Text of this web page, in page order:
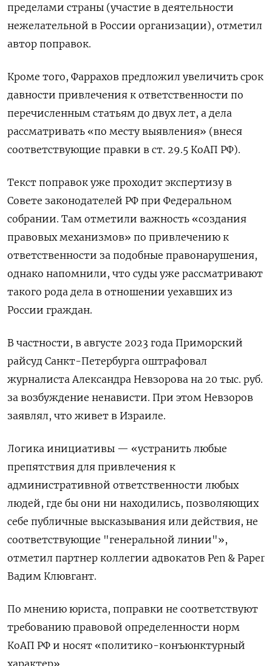
пределами страны (участие в деятельности
нежелательной в России организации), отметил
автор поправок.
Кроме того, Фаррахов предложил увеличить срок
давности привлечения к ответственности по
перечисленным статьям до двух лет, а дела
рассматривать «по месту выявления» (внеся
соответствующие правки в ст. 29.5 КоАП РФ).
Текст поправок уже проходит экспертизу в
Совете законодателей РФ при Федеральном
собрании. Там отметили важность «создания
правовых механизмов» по привлечению к
ответственности за подобные правонарушения,
однако напомнили, что суды уже рассматривают
такого рода дела в отношении уехавших из
России граждан.
В частности, в августе 2023 года Приморский
райсуд Санкт-Петербурга оштрафовал
журналиста Александра Невзорова на 20 тыс. руб.
за возбуждение ненависти. При этом Невзоров
заявлял, что живет в Израиле.
Логика инициативы — «устранить любые
препятствия для привлечения к
административной ответственности любых
людей, где бы они ни находились, позволяющих
себе публичные высказывания или действия, не
соответствующие "генеральной линии"»,
отметил партнер коллегии адвокатов Pen & Paper
Вадим Клювгант.
По мнению юриста, поправки не соответствуют
требованию правовой определенности норм
КоАП РФ и носят «политико-конъюнктурный
характер».